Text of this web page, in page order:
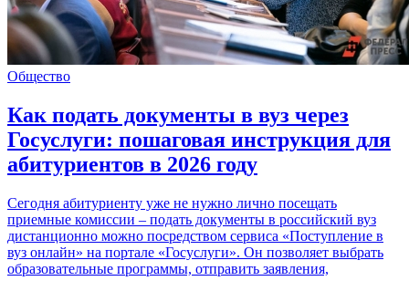
Общество
Как подать документы в вуз через
Госуслуги: пошаговая инструкция для
абитуриентов в 2026 году
Сегодня абитуриенту уже не нужно лично посещать
приемные комиссии – подать документы в российский вуз
дистанционно можно посредством сервиса «Поступление в
вуз онлайн» на портале «Госуслуги». Он позволяет выбрать
образовательные программы, отправить заявления,